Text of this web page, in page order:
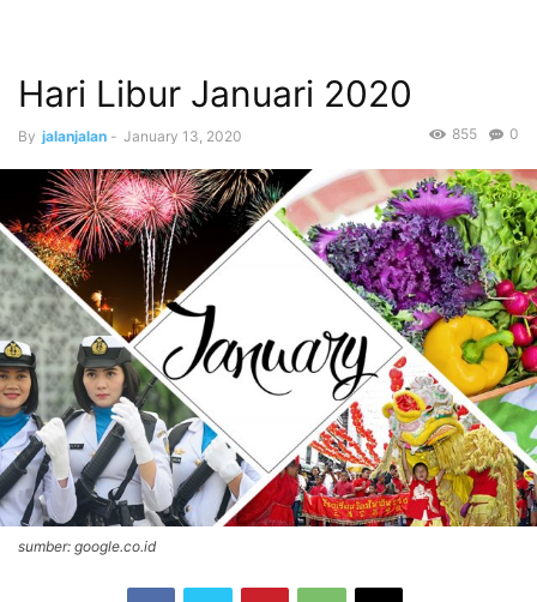
Hari Libur Januari 2020
By jalanjalan - January 13, 2020 0
855
sumber: google.co.id